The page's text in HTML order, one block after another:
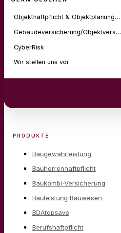
Objekthaftpflicht & Objektplanung…
Gebäudeversicherung/Objektvers…
CyberRisk
Wir stellen uns vor
PRODUKTE
Baugewährleistung
Bauherrenhaftpflicht
Baukombi-Versicherung
Bauleistung Bauwesen
BDAtopsave
Berufshaftpflicht